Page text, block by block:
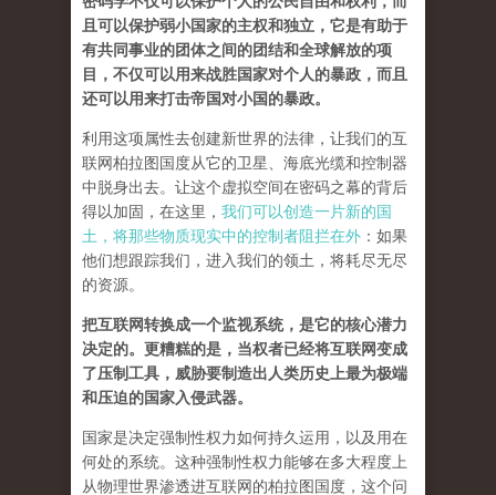
且可以保护弱小国家的主权和独立，它是有助于
有共同事业的团体之间的团结和全球解放的项
目，不仅可以用来战胜国家对个人的暴政，而且
还可以用来打击帝国对小国的暴政。
利用这项属性去创建新世界的法律，让我们的互
联网柏拉图国度从它的卫星、海底光缆和控制器
中脱身出去。让这个虚拟空间在密码之幕的背后
得以加固，在这里， 我们可以创造一片新的国
土，将那些物质现实中的控制者阻拦在外 ：如果
他们想跟踪我们，进入我们的领土，将耗尽无尽
的资源。
把互联网转换成一个监视系统，是它的核心潜力
决定的。更糟糕的是，当权者已经将互联网变成
了压制工具，威胁要制造出人类历史上最为极端
和压迫的国家入侵武器。
国家是决定强制性权力如何持久运用，以及用在
何处的系统。这种强制性权力能够在多大程度上
从物理世界渗透进互联网的柏拉图国度，这个问